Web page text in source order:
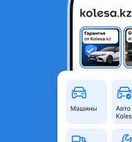
ЗЕРКАЛО ЗАДНЕГО ВИДА